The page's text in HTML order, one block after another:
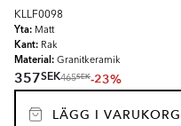
KLLF0098
Yta: Matt
Kant: Rak
Material: Granitkeramik
357SEK465SEK-23%
LÄGG I VARUKORG